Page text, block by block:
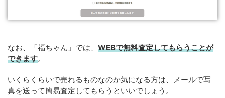
なお、「福ちゃん」では、 WEBで無料査定してもらうことが
できます。
いくらくらいで売れるものなのか気になる方は、メールで写
真を送って簡易査定してもらうといいでしょう。